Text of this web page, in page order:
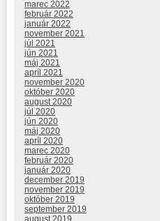
marec 2022
február 2022
január 2022
november 2021
júl 2021
jún 2021
máj 2021
apríl 2021
november 2020
október 2020
august 2020
júl 2020
jún 2020
máj 2020
apríl 2020
marec 2020
február 2020
január 2020
december 2019
november 2019
október 2019
september 2019